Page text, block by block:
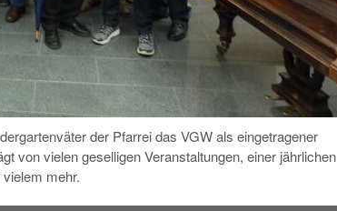
der Pfarrei das VGW als eingetragener
von vielen geselligen Veranstaltungen, einer jährlichen
mehr.